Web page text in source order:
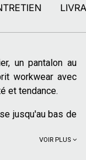
un pantalon au
workwear avec
et tendance.
jusqu'au bas de
VOIR PLUS